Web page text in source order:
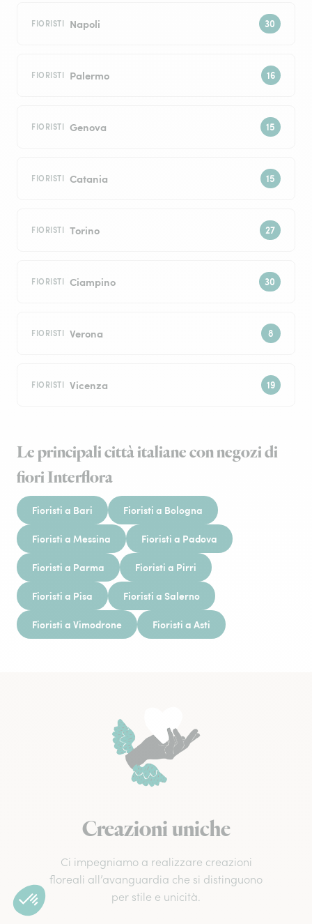
FIORISTI Napoli
FIORISTI Palermo
FIORISTI Genova
FIORISTI Catania
FIORISTI Torino
FIORISTI Ciampino
FIORISTI Verona
FIORISTI Vicenza
Le principali città italiane con negozi di
fiori Interflora
Fioristi a Bari Fioristi a Bologna
Fioristi a Messina Fioristi a Padova
Fioristi a Parma Fioristi a Pirri
Fioristi a Pisa Fioristi a Salerno
Fioristi a Vimodrone Fioristi a Asti
Creazioni uniche
Ci impegniamo a realizzare creazioni
floreali all’avanguardia che si distinguono
per stile e unicità.